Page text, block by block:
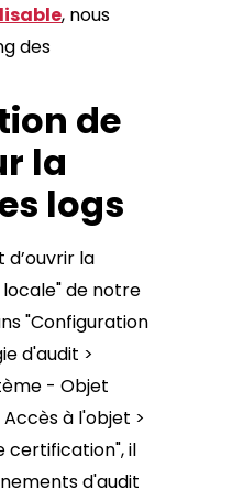
, nous
des
de
la
logs
la
de notre
"Configuration
d'audit >
- Objet
à l'objet >
certification", il
d'audit